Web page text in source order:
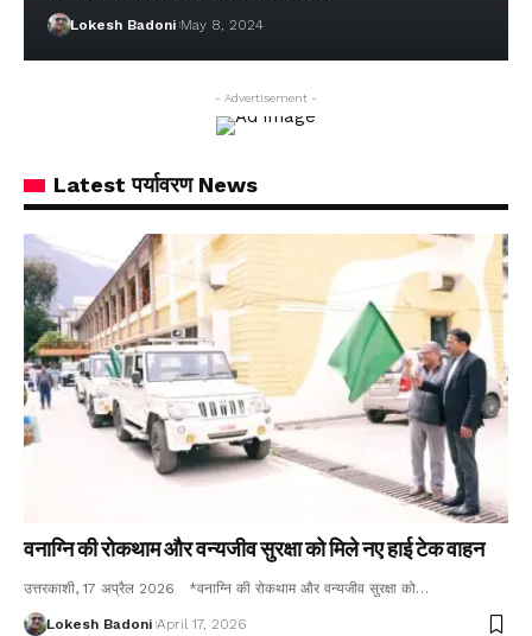
Lokesh Badoni May 8, 2024
- Advertisement -
Latest पर्यावरण News
वनाग्नि की रोकथाम और वन्यजीव सुरक्षा को मिले नए हाई टेक वाहन
उत्तरकाशी, 17 अप्रैल 2026 *वनाग्नि की रोकथाम और वन्यजीव सुरक्षा को…
Lokesh Badoni April 17, 2026